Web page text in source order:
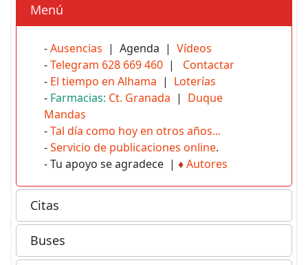
Menú
-Ausencias | Agenda | Vídeos
-Telegram 628 669 460 | Contactar
- El tiempo en Alhama | Loterías
- Farmacias: Ct. Granada | Duque
Mandas
-Tal día como hoy en otros años...
-Servicio de publicaciones online.
- Tu apoyo se agradece | ♦Autores
Citas
Buses